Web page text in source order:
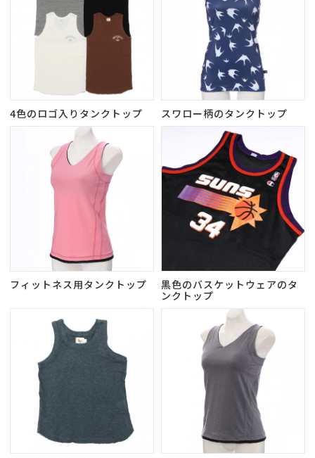
4色のロゴ入りタンクトップ スワロー柄のタンクトップ
フィットネス用タンクトップ
黒色のバスケットウェアのタ
ンクトップ